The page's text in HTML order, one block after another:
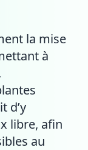
la mise
à
d’y
libre, afin
au